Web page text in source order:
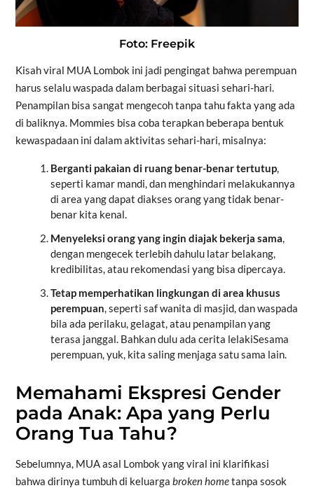
Foto: Freepik
Kisah viral MUA Lombok ini jadi pengingat bahwa perempuan
harus selalu waspada dalam berbagai situasi sehari-hari.
Penampilan bisa sangat mengecoh tanpa tahu fakta yang ada
di baliknya. Mommies bisa coba terapkan beberapa bentuk
kewaspadaan ini dalam aktivitas sehari-hari, misalnya:
Berganti pakaian di ruang benar-benar tertutup,
seperti kamar mandi, dan menghindari melakukannya
di area yang dapat diakses orang yang tidak benar-
benar kita kenal.
Menyeleksi orang yang ingin diajak bekerja sama,
dengan mengecek terlebih dahulu latar belakang,
kredibilitas, atau rekomendasi yang bisa dipercaya.
Tetap memperhatikan lingkungan di area khusus
perempuan, seperti saf wanita di masjid, dan waspada
bila ada perilaku, gelagat, atau penampilan yang
terasa janggal. Bahkan dulu ada cerita lelakiSesama
perempuan, yuk, kita saling menjaga satu sama lain.
Memahami Ekspresi Gender
pada Anak: Apa yang Perlu
Orang Tua Tahu?
Sebelumnya, MUA asal Lombok yang viral ini klarifikasi
bahwa dirinya tumbuh di keluarga broken hometanpa sosok